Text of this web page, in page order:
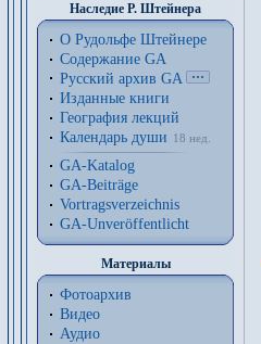
Наследие Р. Штейнера
О Рудольфе Штейнере
Содержание GA
Русский архив GA
Изданные книги
География лекций
Календарь души
18 нед.
GA-Katalog
GA-Beiträge
Vortragsverzeichnis
GA-Unveröffentlicht
Материалы
Фотоархив
Видео
Аудио